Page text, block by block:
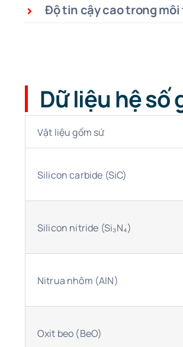
Độ tin cậy cao trong
Dữ liệu hệ số
Vật liệu gốm sứ
Silicon carbide (SiC)
Silicon nitride (Si₃N₄)
Nitrua nhôm (AlN)
Oxit beo (BeO)